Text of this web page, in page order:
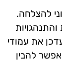
להצלחה.
את עמודי
להבין